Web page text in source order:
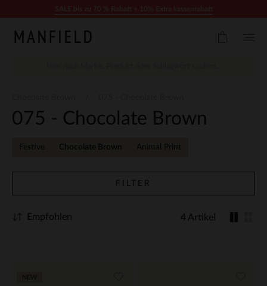
075 - Chocolate Brown
Festive Chocolate Brown Animal Print
FILTER
4 Artikel
Empfohlen